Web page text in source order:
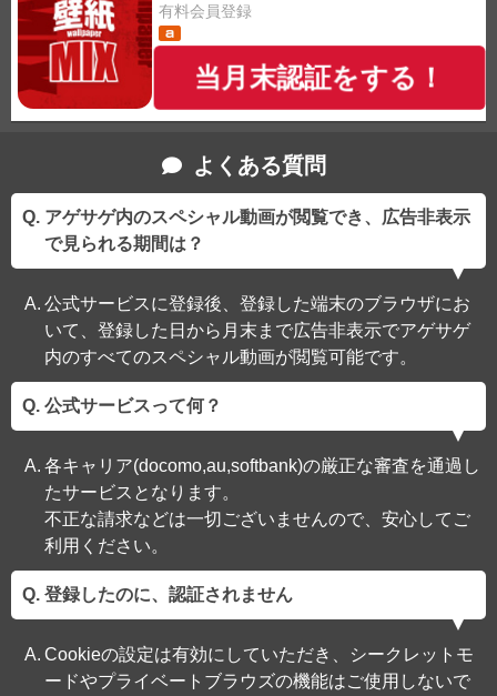
有料会員登録
当月末認証をする！
よくある質問
アゲサゲ内のスペシャル動画が閲覧でき、広告非表示
で見られる期間は？
公式サービスに登録後、登録した端末のブラウザにお
いて、登録した日から月末まで広告非表示でアゲサゲ
内のすべてのスペシャル動画が閲覧可能です。
公式サービスって何？
各キャリア(docomo,au,softbank)の厳正な審査を通過し
たサービスとなります。
不正な請求などは一切ございませんので、安心してご
利用ください。
登録したのに、認証されません
Cookieの設定は有効にしていただき、シークレットモ
ードやプライベートブラウズの機能はご使用しないで